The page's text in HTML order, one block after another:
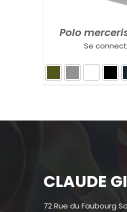
Polo
Se
CLAUDE
72 Rue du Faubourg